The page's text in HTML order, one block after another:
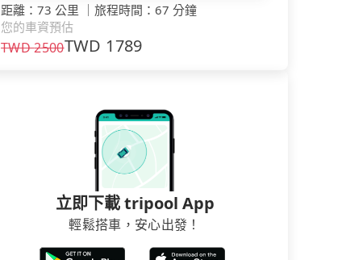
距離 ： 73 公里 ｜ 旅程時間 ： 67 分鐘
您的車資預估
TWD2500TWD 1789
立即下載 tripool App
輕鬆搭車，安心出發！